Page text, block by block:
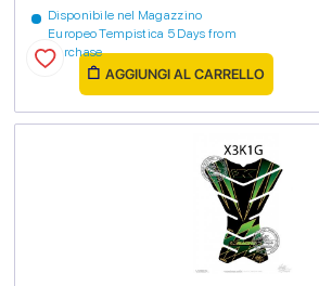
Disponibile nel Magazzino
Europeo Tempistica 5 Days from
purchase
AGGIUNGI AL CARRELLO